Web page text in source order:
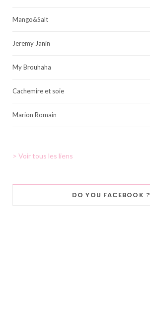
Mango&Salt
Jeremy Janin
My Brouhaha
Cachemire et soie
Marion Romain
> Voir tous les liens
DO YOU FACEBOOK ?